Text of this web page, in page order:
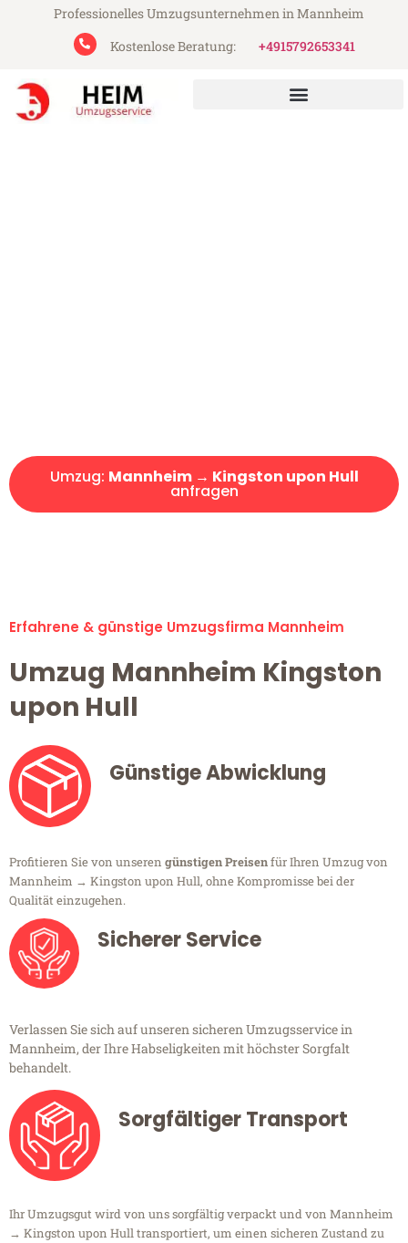
Professionelles Umzugsunternehmen in Mannheim
Kostenlose Beratung:
+4915792653341
Umzug: Mannheim → Kingston upon Hull
anfragen
Erfahrene & günstige Umzugsfirma Mannheim
Umzug Mannheim Kingston
upon Hull
Günstige Abwicklung
Profitieren Sie von unseren günstigen Preisenfür Ihren Umzug von
Mannheim → Kingston upon Hull, ohne Kompromisse bei der
Qualität einzugehen.
Sicherer Service
Verlassen Sie sich auf unseren sicheren Umzugsservice in
Mannheim, der Ihre Habseligkeiten mit höchster Sorgfalt
behandelt.
Sorgfältiger Transport
Ihr Umzugsgut wird von uns sorgfältig verpackt und von Mannheim
→ Kingston upon Hull transportiert, um einen sicheren Zustand zu